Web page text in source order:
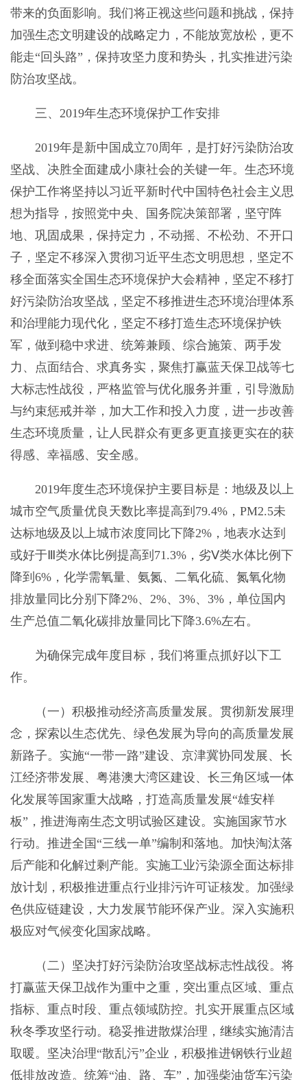
带来的负面影响。我们将正视这些问题和挑战，保持
加强生态文明建设的战略定力，不能放宽放松，更不
能走“回头路”，保持攻坚力度和势头，扎实推进污染
防治攻坚战。
三、2019年生态环境保护工作安排
2019年是新中国成立70周年，是打好污染防治攻
坚战、决胜全面建成小康社会的关键一年。生态环境
保护工作将坚持以习近平新时代中国特色社会主义思
想为指导，按照党中央、国务院决策部署，坚守阵
地、巩固成果，保持定力，不动摇、不松劲、不开口
子，坚定不移深入贯彻习近平生态文明思想，坚定不
移全面落实全国生态环境保护大会精神，坚定不移打
好污染防治攻坚战，坚定不移推进生态环境治理体系
和治理能力现代化，坚定不移打造生态环境保护铁
军，做到稳中求进、统筹兼顾、综合施策、两手发
力、点面结合、求真务实，聚焦打赢蓝天保卫战等七
大标志性战役，严格监管与优化服务并重，引导激励
与约束惩戒并举，加大工作和投入力度，进一步改善
生态环境质量，让人民群众有更多更直接更实在的获
得感、幸福感、安全感。
2019年度生态环境保护主要目标是：地级及以上
城市空气质量优良天数比率提高到79.4%，PM2.5未
达标地级及以上城市浓度同比下降2%，地表水达到
或好于Ⅲ类水体比例提高到71.3%，劣Ⅴ类水体比例下
降到6%，化学需氧量、氨氮、二氧化硫、氮氧化物
排放量同比分别下降2%、2%、3%、3%，单位国内
生产总值二氧化碳排放量同比下降3.6%左右。
为确保完成年度目标，我们将重点抓好以下工
作。
（一）积极推动经济高质量发展。贯彻新发展理
念，探索以生态优先、绿色发展为导向的高质量发展
新路子。实施“一带一路”建设、京津冀协同发展、长
江经济带发展、粤港澳大湾区建设、长三角区域一体
化发展等国家重大战略，打造高质量发展“雄安样
板”，推进海南生态文明试验区建设。实施国家节水
行动。推进全国“三线一单”编制和落地。加快淘汰落
后产能和化解过剩产能。实施工业污染源全面达标排
放计划，积极推进重点行业排污许可证核发。加强绿
色供应链建设，大力发展节能环保产业。深入实施积
极应对气候变化国家战略。
（二）坚决打好污染防治攻坚战标志性战役。将
打赢蓝天保卫战作为重中之重，突出重点区域、重点
指标、重点时段、重点领域防控。扎实开展重点区域
秋冬季攻坚行动。稳妥推进散煤治理，继续实施清洁
取暖。坚决治理“散乱污”企业，积极推进钢铁行业超
低排放改造。统筹“油、路、车”，加强柴油货车污染